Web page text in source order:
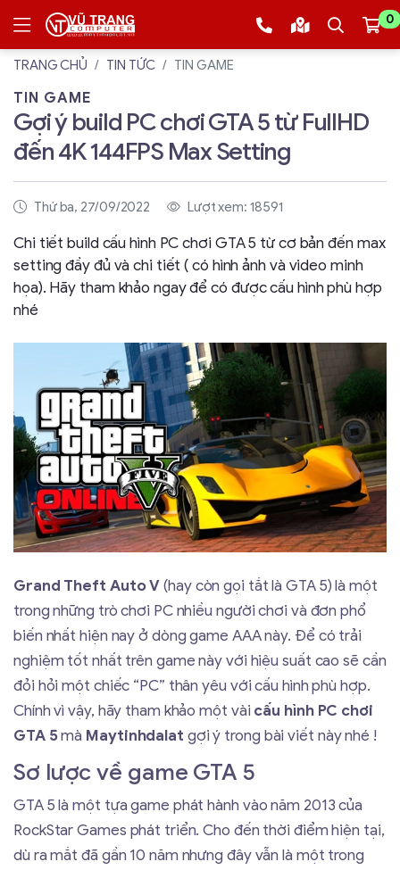
0
TRANG CHỦ TIN TỨC TIN GAME
TIN GAME
Gợi ý build PC chơi GTA 5 từ FullHD
đến 4K 144FPS Max Setting
Thứ ba, 27/09/2022 Lượt xem: 18591
Chi tiết build cấu hình PC chơi GTA 5 từ cơ bản đến max
setting đầy đủ và chi tiết ( có hình ảnh và video minh
họa). Hãy tham khảo ngay để có được cấu hình phù hợp
nhé
Grand Theft Auto V(hay còn gọi tắt là GTA 5) là một
trong những trò chơi PC nhiều người chơi và đơn phổ
biến nhất hiện nay ở dòng game AAA này. Để có trải
nghiệm tốt nhất trên game này với hiệu suất cao sẽ cần
đỏi hỏi một chiếc “PC” thân yêu với cấu hình phù hợp.
Chính vì vậy, hãy tham khảo một vài cấu hình PC chơi
GTA 5mà Maytinhdalat gợi ý trong bài viết này nhé !
Sơ lược về game GTA 5
GTA 5 là một tựa game phát hành vào năm 2013 của
RockStar Games phát triển. Cho đến thời điểm hiện tại,
dù ra mắt đã gần 10 năm nhưng đây vẫn là một trong